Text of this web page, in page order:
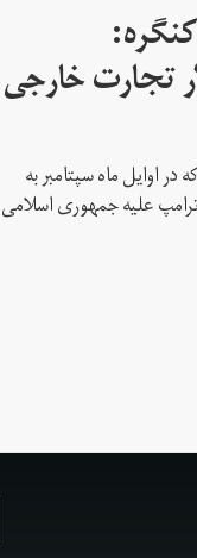
دلار تجارت خارجی
اوایل ماه سپتامبر به
علیه جمهوری اسلامی